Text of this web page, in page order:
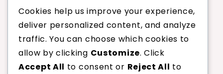
du dich nach dem Aufschlag schnell
repositionieren kannst.
Beobachte die Reaktionen deines
Gegners auf verschiedene
Aufschläge, um deine Strategie zu
Cookies help us improve your experience,
deliver personalized content, and analyze
traffic. You can choose which cookies to
allow by clicking Customize. Click
Accept All to consent or Reject All to